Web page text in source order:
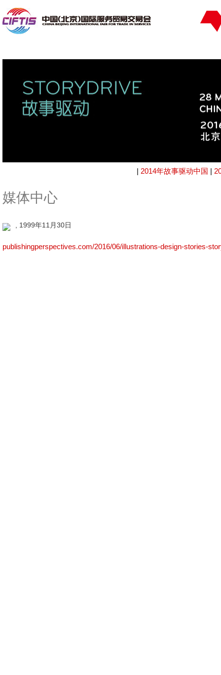
| 2014年故事驱动中国 |
媒体中心
, 1999年11月30日
publishingperspectives.com/2016/06/illustrations-design-stories-